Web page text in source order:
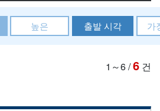
높은 출발 시각 가
1～6/6 건